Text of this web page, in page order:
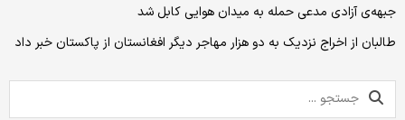
جبهه‌ی آزادی مدعی حمله به میدان هوایی کابل شد
طالبان از اخراج نزدیک به دو هزار مهاجر دیگر افغانستان از پاکستان خبر داد